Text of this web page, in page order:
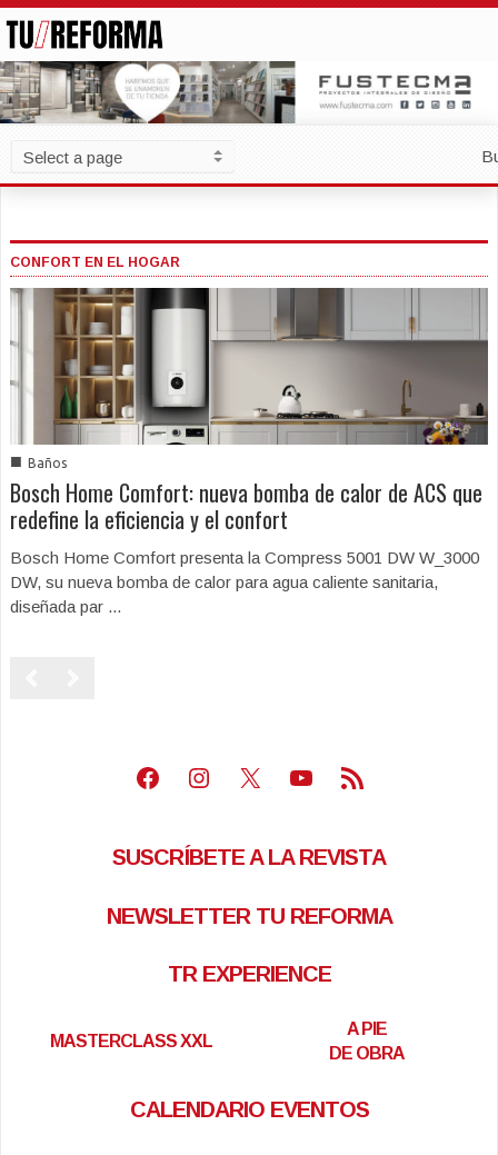
CONFORT EN EL HOGAR
■ Baños
Bosch Home Comfort: nueva bomba de calor de ACS que
redefine la eficiencia y el confort
Bosch Home Comfort presenta la Compress 5001 DW W_3000
DW, su nueva bomba de calor para agua caliente sanitaria,
diseñada par ...
Facebook
Instagram
X Youtube
Feed RSS
SUSCRÍBETE A LA REVISTA
NEWSLETTER TU REFORMA
TR EXPERIENCE
MASTERCLASS XXL
A PIE
DE OBRA
CALENDARIO EVENTOS